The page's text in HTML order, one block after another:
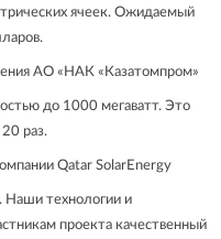
ячеек. Ожидаемый
АО «НАК «Казатомпром»
до 1000 мегаватт. Это
раз.
Qatar SolarEnergy
Наши технологии и
проекта качественный